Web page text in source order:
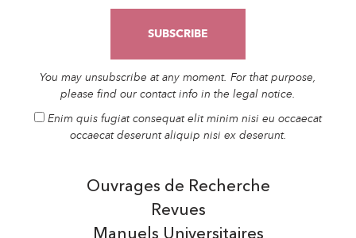
You may unsubscribe at any moment. For that purpose,
please find our contact info in the legal notice.
Enim quis fugiat consequat elit minim nisi eu occaecat
occaecat deserunt aliquip nisi ex deserunt.
Manuels Universitaires
Ouvrages de Recherche
Revues